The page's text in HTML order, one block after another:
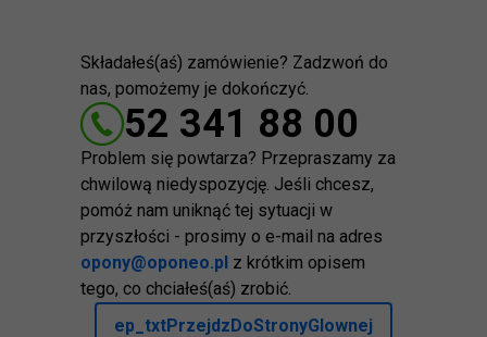
Składałeś(aś) zamówienie? Zadzwoń do
nas, pomożemy je dokończyć.
52 341 88 00
Problem się powtarza? Przepraszamy za
chwilową niedyspozycję. Jeśli chcesz,
pomóż nam uniknąć tej sytuacji w
przyszłości - prosimy o e-mail na adres
opony@oponeo.pl z krótkim opisem
tego, co chciałeś(aś) zrobić.
ep_txtPrzejdzDoStronyGlownej